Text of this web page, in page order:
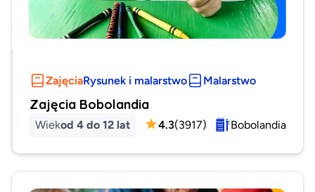
ZajęciaRysunek i malarstwo Malarstwo
Zajęcia Bobolandia
Wiekod 4 do 12 lat 4.3(3917) Bobolandia